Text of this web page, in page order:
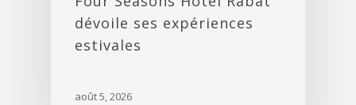
dévoile ses expériences
estivales
août 5, 2026